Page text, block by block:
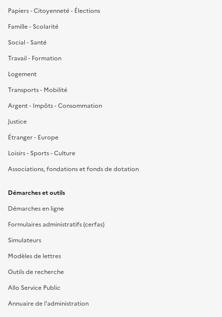
Papiers - Citoyenneté - Élections
Famille - Scolarité
Social - Santé
Travail - Formation
Logement
Transports - Mobilité
Argent - Impôts - Consommation
Justice
Étranger - Europe
Loisirs - Sports - Culture
Associations, fondations et fonds de dotation
Démarches et outils
Démarches en ligne
Formulaires administratifs (cerfas)
Simulateurs
Modèles de lettres
Outils de recherche
Allo Service Public
Annuaire de l'administration